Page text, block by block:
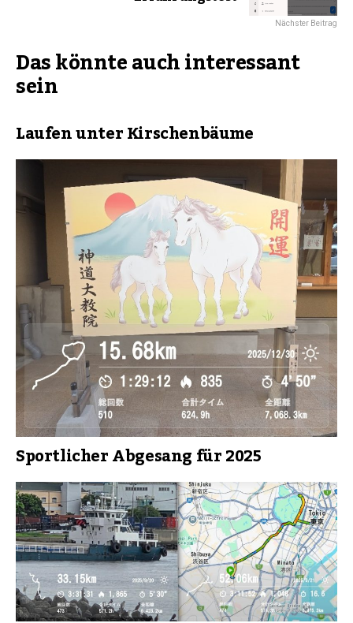
Nächster Beitrag
Das könnte auch interessant
sein
Laufen unter Kirschenbäume
Sportlicher Abgesang für 2025